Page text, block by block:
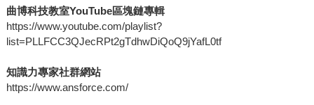
曲博科技教室YouTube區塊鏈專輯
https://www.youtube.com/playlist?
list=PLLFCC3QJecRPt2gTdhwDiQoQ9jYafL0tf
知識力專家社群網站
https://www.ansforce.com/